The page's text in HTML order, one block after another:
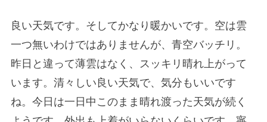
良い天気です。そしてかなり暖かいです。空は雲
一つ無いわけではありませんが、青空バッチリ。
昨日と違って薄雲はなく、スッキリ晴れ上がって
います。清々しい良い天気で、気分もいいです
ね。今日は一日中このまま晴れ渡った天気が続く